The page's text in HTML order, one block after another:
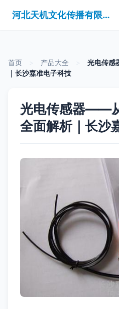
河北天机文化传播有限公司
首页 产品大全
光电传感
｜长沙嘉准电子科技
光电传感器——
全面解析｜长沙